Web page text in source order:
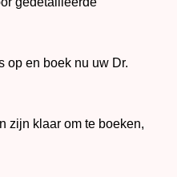
op en boek nu uw Dr.
zijn klaar om te boeken,